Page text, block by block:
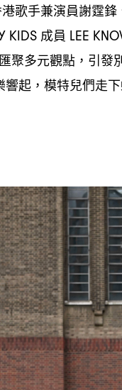
港歌手兼演員謝霆
KIDS 成員 LEE
匯聚多元觀點 ， 引發
響起 ， 模特兒們走